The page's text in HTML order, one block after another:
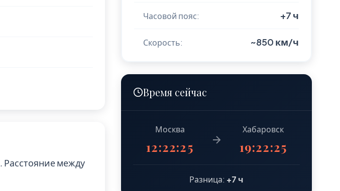
. Расстояние между
Часовой пояс: +7 ч
Скорость: ~850 км/ч
Время сейчас
Москва
12:22:26
Хабаровск
19:22:26
Разница: +7 ч